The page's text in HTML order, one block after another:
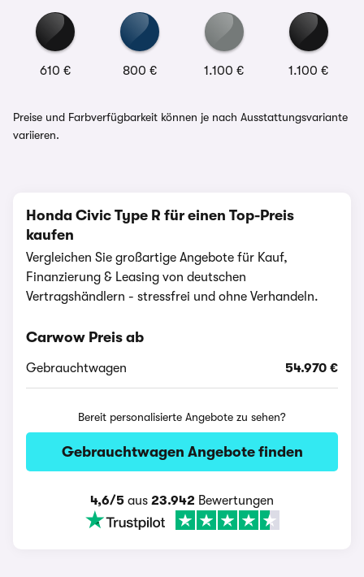
610 € 800 € 1.100 € 1.100 €
Preise und Farbverfügbarkeit können je nach Ausstattungsvariante
variieren.
Honda Civic Type R für einen Top-Preis
kaufen
Vergleichen Sie großartige Angebote für Kauf,
Finanzierung & Leasing von deutschen
Vertragshändlern - stressfrei und ohne Verhandeln.
Carwow Preis ab
Gebrauchtwagen 54.970 €
Bereit personalisierte Angebote zu sehen?
Gebrauchtwagen Angebote finden
4,6/5 aus 23.942 Bewertungen